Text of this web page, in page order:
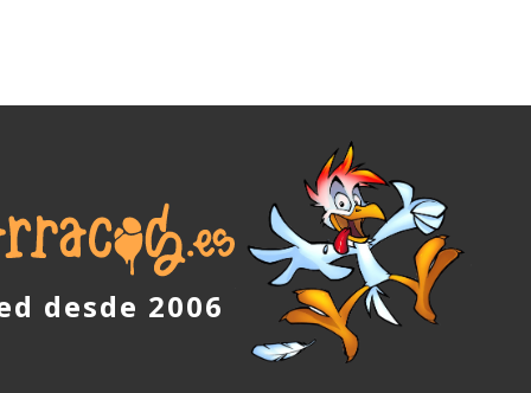
desde 2006